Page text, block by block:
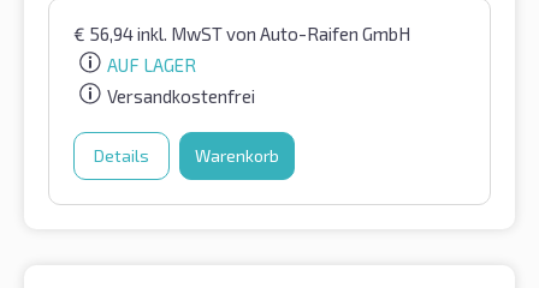
€ 56,94inkl. MwSTvon Auto-Raifen GmbH
AUF LAGER
Versandkostenfrei
Details Warenkorb